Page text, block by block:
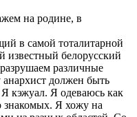
на родине, в
в самой тоталитарной
белорусский
различные
должен быть
кэжуал. Я одеваюсь как
знакомых. Я хожу на